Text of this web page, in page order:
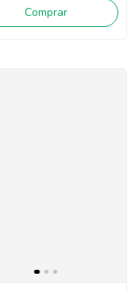
Comprar